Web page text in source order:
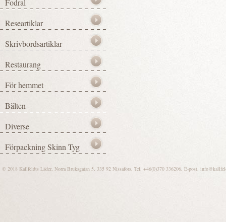
© 2018 Kallfeldts Läder, Norra Bruksgatan 5, 335 92 Nissafors, Tel. +46(0)370 336206, E-post.